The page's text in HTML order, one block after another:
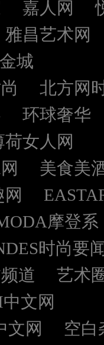
嘉人网
雅昌艺术网
城
北方网
环球奢华
荷女人网
美食美
网
摩登系
时尚要
道
艺术
文网
文网
空白